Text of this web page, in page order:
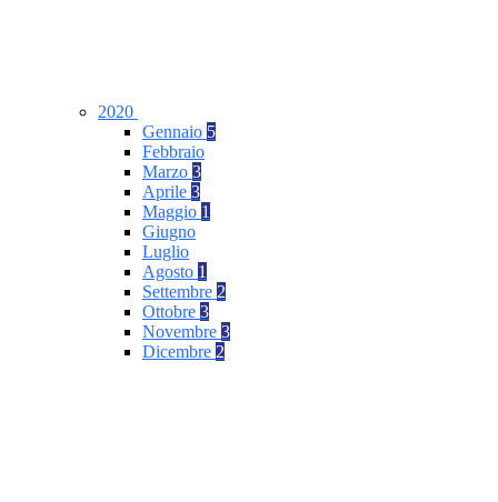
2020
Gennaio 5
Febbraio
Marzo 3
Aprile 3
Maggio 1
Giugno
Luglio
Agosto 1
Settembre 2
Ottobre 3
Novembre 3
Dicembre 2